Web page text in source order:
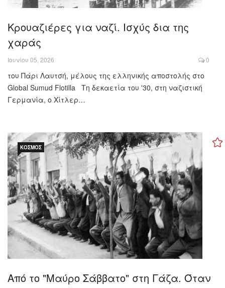
Κρουαζιέρες για ναζί. Ισχύς δια της
χαράς
Ιουνίου 05, 2026 0
του Πάρι Λαυτσή, μέλους της ελληνικής αποστολής στο
Global Sumud Flotilla Τη δεκαετία του '30, στη ναζιστική
Γερμανία, ο Χίτλερ…
ΚΌΣΜΟΣ
Από το "Μαύρο Σάββατο" στη Γάζα. Όταν